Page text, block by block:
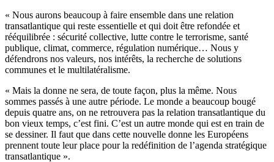
« Nous aurons beaucoup à faire ensemble dans une relation
transatlantique qui reste essentielle et qui doit être refondée et
rééquilibrée : sécurité collective, lutte contre le terrorisme, santé
publique, climat, commerce, régulation numérique… Nous y
défendrons nos valeurs, nos intérêts, la recherche de solutions
communes et le multilatéralisme.
« Mais la donne ne sera, de toute façon, plus la même. Nous
sommes passés à une autre période. Le monde a beaucoup bougé
depuis quatre ans, on ne retrouvera pas la relation transatlantique du
bon vieux temps, c’est fini. C’est un autre monde qui est en train de
se dessiner. Il faut que dans cette nouvelle donne les Européens
prennent toute leur place pour la redéfinition de l’agenda stratégique
transatlantique ».